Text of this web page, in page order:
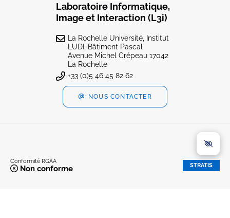
Laboratoire Informatique,
Image et Interaction (L3i)
La Rochelle Université, Institut
LUDI, Bâtiment Pascal
Avenue Michel Crépeau 17042
La Rochelle
+33 (0)5 46 45 82 62
NOUS CONTACTER
Conformité RGAA
Non conforme STRATIS